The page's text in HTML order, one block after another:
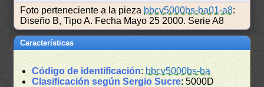
Foto perteneciente a la pieza bbcv5000bs-ba01-a8:
Diseño B, Tipo A. Fecha Mayo 25 2000. Serie A8
Características
Código de identificación: bbcv5000bs-ba
Clasificación según Sergio Sucre: 5000D